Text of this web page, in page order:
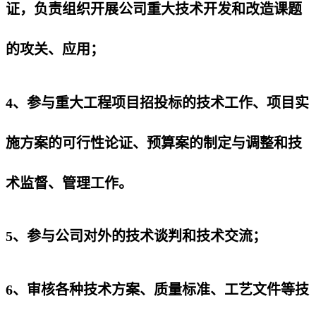
证，负责组织开展公司重大技术开发和改造课题
的攻关、应用；
4、参与重大工程项目招投标的技术工作、项目实
施方案的可行性论证、预算案的制定与调整和技
术监督、管理工作。
5、参与公司对外的技术谈判和技术交流；
6、审核各种技术方案、质量标准、工艺文件等技